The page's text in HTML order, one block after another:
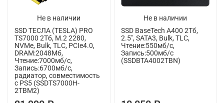
Не в наличии
SSD ТЕСЛА (TESLA) PRO
TS7000 2Тб, M.2 2280,
NVMe, Bulk, TLC, PCIe4.0,
DRAM:2048Мб,
Чтение:7000мб/с,
Запись:6700мб/с,
радиатор, совместимость
с PS5 (SSDTS7000H-
2TBM2)
Не в наличии
SSD BaseTech A400 2Тб,
2.5", SATA3, Bulk, TLC,
Чтение:550мб/с,
Запись:500мб/с
(SSDBTA4002TBN)